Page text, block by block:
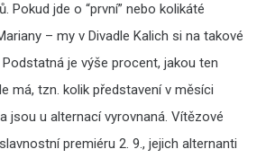
Pokud jde o “první” nebo kolikáté
– my v Divadle Kalich si na takové
je výše procent, jakou ten
má, tzn. kolik představení v měsíci
jsou u alternací vyrovnaná. Vítězové
premiéru 2. 9., jejich alternanti